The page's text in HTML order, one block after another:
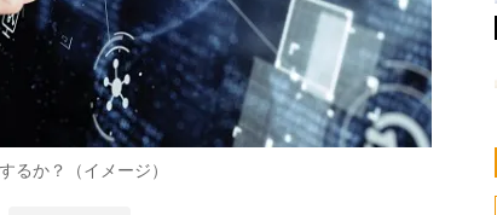
るか？（イメージ）